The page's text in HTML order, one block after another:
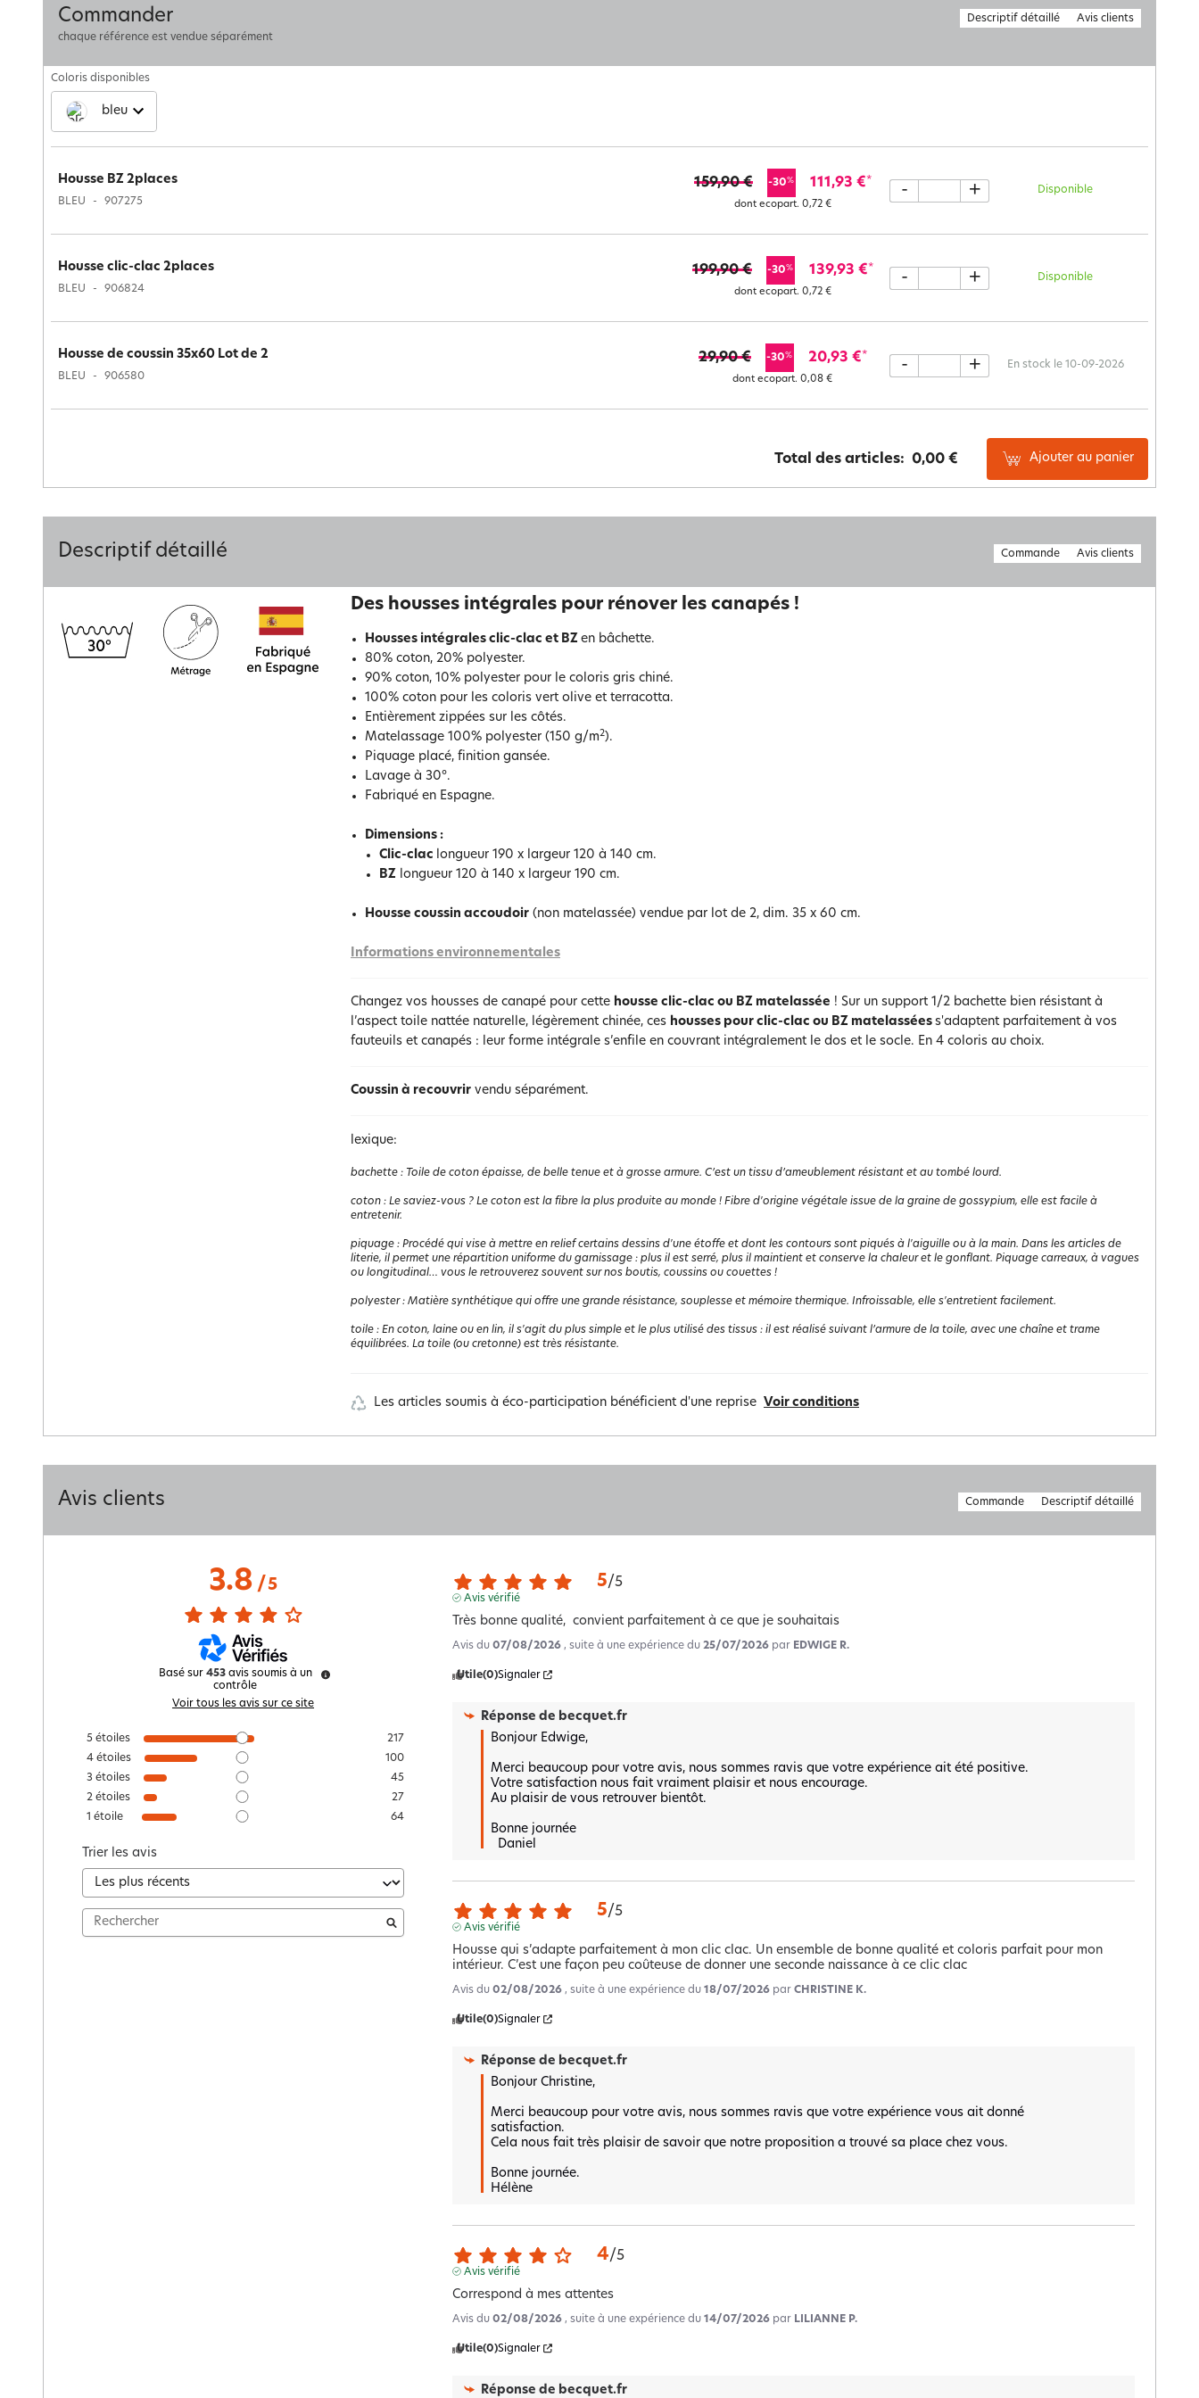
Commander
chaque référence est vendue séparément
Descriptif détaillé Avis clients
Coloris disponibles
bleu
Housse BZ 2places
BLEU 907275
159,90 € -30% 111,93 €*
dont ecopart. 0,72 €
Disponible
- +
Housse clic-clac 2places
BLEU 906824
199,90 € -30% 139,93 €*
dont ecopart. 0,72 €
Disponible
- +
Housse de coussin 35x60 Lot de 2
BLEU 906580
29,90 € -30% 20,93 €*
dont ecopart. 0,08 €
En stock le 10-09-2026
- +
Total des articles: 0,00 € Ajouter au panier
Descriptif détaillé Commande Avis clients
Des housses intégrales pour rénover les canapés !
Housses intégrales clic-clac et BZ en bâchette.
80% coton, 20% polyester.
90% coton, 10% polyester pour le coloris gris chiné.
100% coton pour les coloris vert olive et terracotta.
Entièrement zippées sur les côtés.
Matelassage 100% polyester (150 g/m2).
Piquage placé, finition gansée.
Lavage à 30°.
Fabriqué en Espagne.
Dimensions :
Clic-clac longueur 190 x largeur 120 à 140 cm.
BZ longueur 120 à 140 x largeur 190 cm.
Housse coussin accoudoir (non matelassée) vendue par lot de 2, dim. 35 x 60 cm.
Informations environnementales
Changez vos housses de canapé pour cette housse clic-clac ou BZ matelassée ! Sur un support 1/2 bachette bien résistant à
l’aspect toile nattée naturelle, légèrement chinée, ces housses pour clic-clac ou BZ matelassées s'adaptent parfaitement à vos
fauteuils et canapés : leur forme intégrale s’enfile en couvrant intégralement le dos et le socle. En 4 coloris au choix.
Coussin à recouvrir vendu séparément.
lexique:
bachette : Toile de coton épaisse, de belle tenue et à grosse armure. C’est un tissu d’ameublement résistant et au tombé lourd.
coton : Le saviez-vous ? Le coton est la fibre la plus produite au monde ! Fibre d'origine végétale issue de la graine de gossypium, elle est facile à
entretenir.
piquage : Procédé qui vise à mettre en relief certains dessins d'une étoffe et dont les contours sont piqués à l'aiguille ou à la main. Dans les articles de
literie, il permet une répartition uniforme du garnissage : plus il est serré, plus il maintient et conserve la chaleur et le gonflant. Piquage carreaux, à vagues
ou longitudinal… vous le retrouverez souvent sur nos boutis, coussins ou couettes !
polyester: Matière synthétique qui offre une grande résistance, souplesse et mémoire thermique. Infroissable, elle s'entretient facilement.
toile : En coton, laine ou en lin, il s'agit du plus simple et le plus utilisé des tissus : il est réalisé suivant l’armure de la toile, avec une chaîne et trame
équilibrées. La toile (ou cretonne) est très résistante.
Les articles soumis à éco-participation bénéficient d'une reprise Voir conditions
Avis clients Commande Descriptif détaillé
3.8/ 5
Basé sur 453 avis soumis à un
contrôle
Voir tous les avis sur ce site
5 étoiles
217
4 étoiles
100
3 étoiles
45
2 étoiles
27
1 étoile 64
Trier les avis
5/5
Avis vérifié
Très bonne qualité,  convient parfaitement à ce que je souhaitais
Avis du07/08/2026 , suite à une expérience du25/07/2026 par EDWIGE R.
Utile(0)Signaler
Réponse de becquet.fr
Bonjour Edwige,
Merci beaucoup pour votre avis, nous sommes ravis que votre expérience ait été positive.
Votre satisfaction nous fait vraiment plaisir et nous encourage.
Au plaisir de vous retrouver bientôt.
Bonne journée
  Daniel
5/5
Avis vérifié
Housse qui s’adapte parfaitement à mon clic clac. Un ensemble de bonne qualité et coloris parfait pour mon
intérieur. C’est une façon peu coûteuse de donner une seconde naissance à ce clic clac
Avis du02/08/2026 , suite à une expérience du18/07/2026 parCHRISTINE K.
Utile(0)Signaler
Réponse de becquet.fr
Bonjour Christine,
Merci beaucoup pour votre avis, nous sommes ravis que votre expérience vous ait donné
satisfaction.
Cela nous fait très plaisir de savoir que notre proposition a trouvé sa place chez vous.
Bonne journée.
Hélène
4/5
Avis vérifié
Correspond à mes attentes
Avis du02/08/2026 , suite à une expérience du14/07/2026 par LILIANNE P.
Utile(0)Signaler
Réponse de becquet.fr